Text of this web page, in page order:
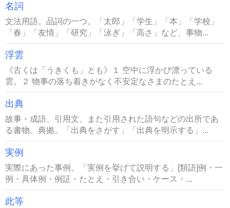
名詞
文法用語。品詞の一つ。「太郎」「学生」「本」「学校」
「春」「友情」「研究」「泳ぎ」「高さ」など、事物...
浮雲
《古くは「うきくも」とも》１ 空中に浮かび漂っている
雲。２ 物事の落ち着きがなく不安定なさまのたとえ...
出典
故事・成語、引用文、また引用された語句などの出所であ
る書物。典拠。「出典をさがす」「出典を明示する」...
実例
実際にあった事例。「実例を挙げて説明する」[類語]例・一
例・具体例・例証・たとえ・引き合い・ケース・...
此等